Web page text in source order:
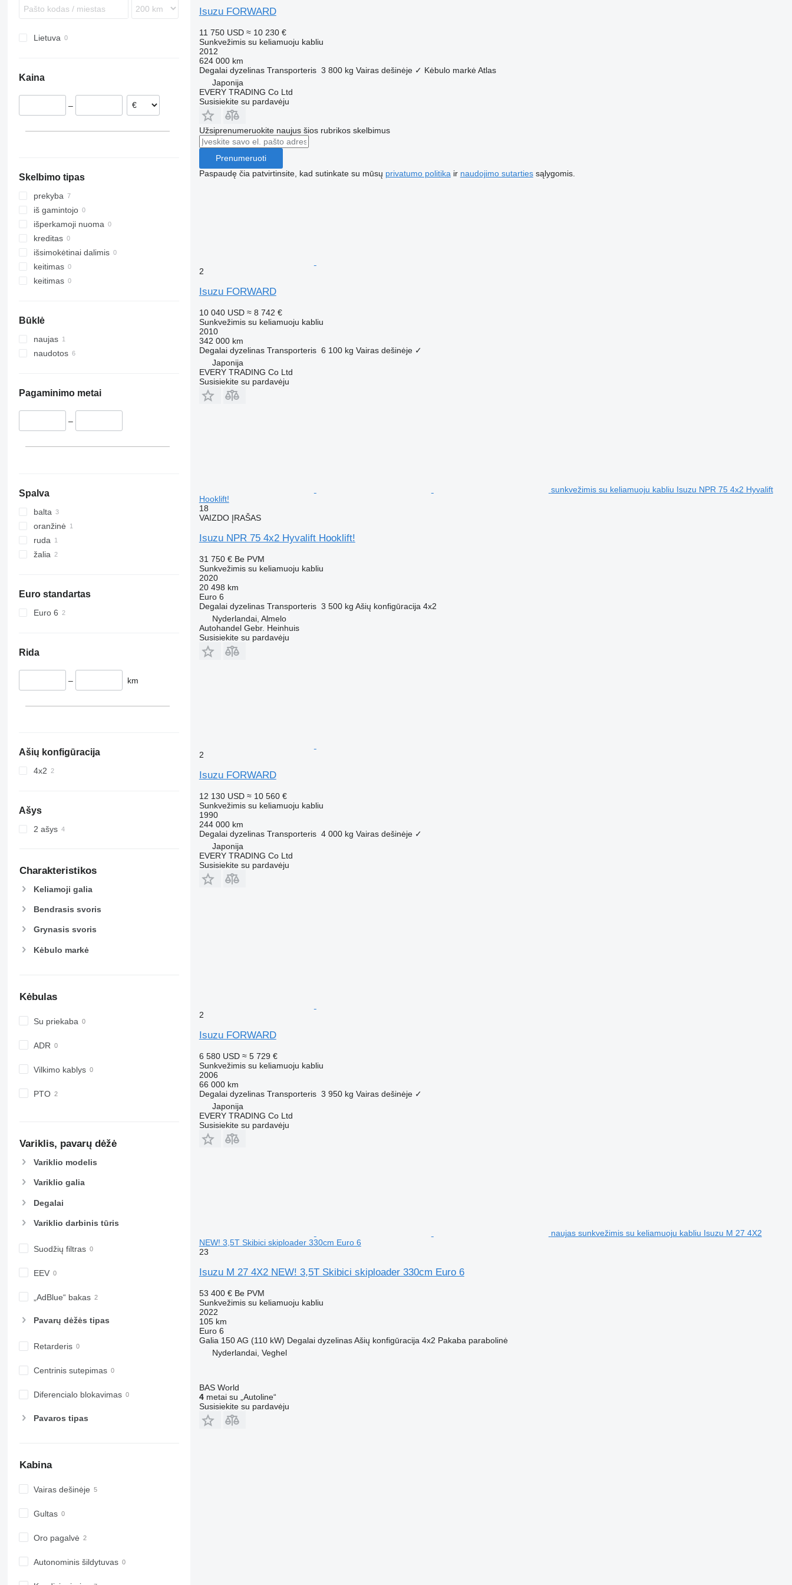
Sprinter
eActros
S-series
Lietuva
Kaina
–
Skelbimo tipas
prekyba
iš gamintojo
išperkamoji nuoma
kreditas
išsimokėtinai dalimis
keitimas
keitimas
Būklė
naujas
naudotos
Pagaminimo metai
–
Spalva
balta
oranžinė
ruda
žalia
Euro standartas
Euro 6
Rida
– km
Ašių konfigūracija
4x2
Ašys
2 ašys
Charakteristikos
Keliamoji galia
Bendrasis svoris
Grynasis svoris
Kėbulo markė
Kėbulas
Su priekaba
ADR
Vilkimo kablys
PTO
Variklis, pavarų dėžė
Variklio modelis
Variklio galia
Degalai
Variklio darbinis tūris
Suodžių filtras
EEV
„AdBlue“ bakas
Pavarų dėžės tipas
Retarderis
Centrinis sutepimas
Diferencialo blokavimas
Pavaros tipas
Kabina
Vairas dešinėje
Gultas
Oro pagalvė
Autonominis šildytuvas
Isuzu FORWARD
11 750 USD ≈ 10 230 €
Sunkvežimis su keliamuoju kabliu
2012
624 000 km
Degalai dyzelinas Transporteris 3 800 kg Vairas dešinėje ✓ Kėbulo markė Atlas
Japonija
EVERY TRADING Co Ltd
Susisiekite su pardavėju
Užsiprenumeruokite naujus šios rubrikos skelbimus
Prenumeruoti
Paspaudę čia patvirtinsite, kad sutinkate su mūsų privatumo politika ir naudojimo sutartiessąlygomis.
2
Isuzu FORWARD
10 040 USD ≈ 8 742 €
Sunkvežimis su keliamuoju kabliu
2010
342 000 km
Degalai dyzelinas Transporteris 6 100 kg Vairas dešinėje ✓
Japonija
EVERY TRADING Co Ltd
Susisiekite su pardavėju
sunkvežimis su keliamuoju kabliu Isuzu NPR 75 4x2 Hyvalift
Hooklift!
18
VAIZDO ĮRAŠAS
Isuzu NPR 75 4x2 Hyvalift Hooklift!
31 750 € Be PVM
Sunkvežimis su keliamuoju kabliu
2020
20 498 km
Euro 6
Degalai dyzelinas Transporteris 3 500 kg Ašių konfigūracija 4x2
Nyderlandai, Almelo
Autohandel Gebr. Heinhuis
Susisiekite su pardavėju
2
Isuzu FORWARD
12 130 USD ≈ 10 560 €
Sunkvežimis su keliamuoju kabliu
1990
244 000 km
Degalai dyzelinas Transporteris 4 000 kg Vairas dešinėje ✓
Japonija
EVERY TRADING Co Ltd
Susisiekite su pardavėju
2
Isuzu FORWARD
6 580 USD ≈ 5 729 €
Sunkvežimis su keliamuoju kabliu
2006
66 000 km
Degalai dyzelinas Transporteris 3 950 kg Vairas dešinėje ✓
Japonija
EVERY TRADING Co Ltd
Susisiekite su pardavėju
naujas sunkvežimis su keliamuoju kabliu Isuzu M 27 4X2
NEW! 3,5T Skibici skiploader 330cm Euro 6
23
Isuzu M 27 4X2 NEW! 3,5T Skibici skiploader 330cm Euro 6
53 400 € Be PVM
Sunkvežimis su keliamuoju kabliu
2022
105 km
Euro 6
Galia 150 AG (110 kW) Degalai dyzelinas Ašių konfigūracija 4x2 Pakaba parabolinė
Nyderlandai, Veghel
BAS World
4metai su „Autoline“
Susisiekite su pardavėju